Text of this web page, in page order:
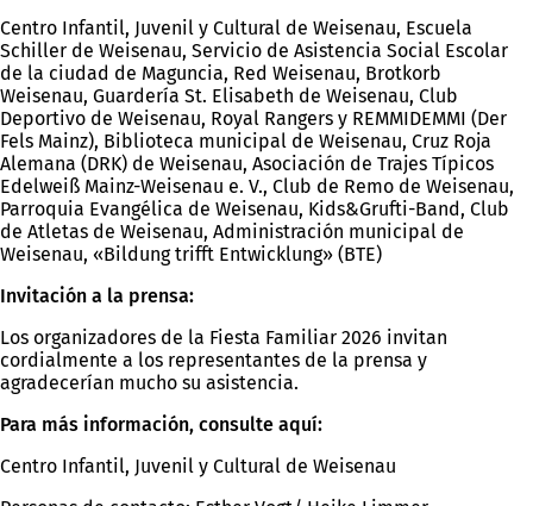
Centro Infantil, Juvenil y Cultural de Weisenau, Escuela
Schiller de Weisenau, Servicio de Asistencia Social Escolar
de la ciudad de Maguncia, Red Weisenau, Brotkorb
Weisenau, Guardería St. Elisabeth de Weisenau, Club
Deportivo de Weisenau, Royal Rangers y REMMIDEMMI (Der
Fels Mainz), Biblioteca municipal de Weisenau, Cruz Roja
Alemana (DRK) de Weisenau, Asociación de Trajes Típicos
Edelweiß Mainz-Weisenau e. V., Club de Remo de Weisenau,
Parroquia Evangélica de Weisenau, Kids&Grufti-Band, Club
de Atletas de Weisenau, Administración municipal de
Weisenau, «Bildung trifft Entwicklung» (BTE)
Invitación a la prensa:
Los organizadores de la Fiesta Familiar 2026 invitan
cordialmente a los representantes de la prensa y
agradecerían mucho su asistencia.
Para más información, consulte aquí:
Centro Infantil, Juvenil y Cultural de Weisenau